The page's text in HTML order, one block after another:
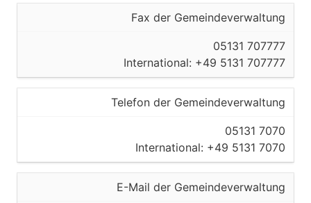
Fax der Gemeindeverwaltung
05131 707777
International: +49 5131 707777
Telefon der Gemeindeverwaltung
05131 7070
International: +49 5131 7070
E-Mail der Gemeindeverwaltung